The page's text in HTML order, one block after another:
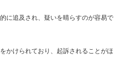
に追及され、疑いを晴らすのが容易で
かけられており、起訴されることがほ